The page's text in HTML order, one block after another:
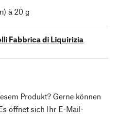
à 20 g
Fabbrica di Liquirizia
Produkt? Gerne können
öffnet sich Ihr E-Mail-